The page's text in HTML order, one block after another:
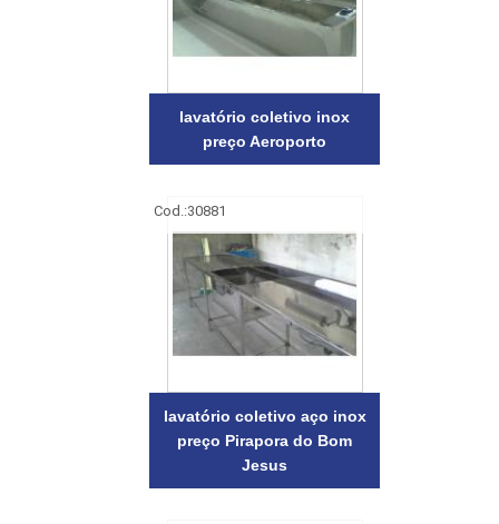
lavatório coletivo inox
preço Aeroporto
Cod.:30881
lavatório coletivo aço inox
preço Pirapora do Bom
Jesus